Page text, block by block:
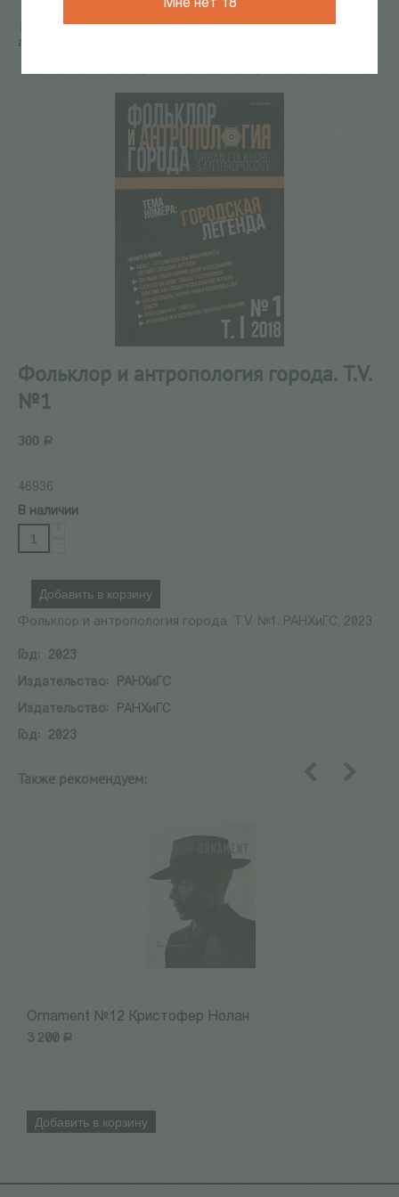
Мне нет 18
антропология города. Т.V. №1
Фольклор и антропология города. Т.V.
№1
300 Р
46936
В наличии
Добавить в корзину
Фольклор и антропология города. Т.V. №1. РАНХиГС, 2023
Год:
2023
Издательство:
РАНХиГС
Издательство:
РАНХиГС
Год:
2023
Также рекомендуем:
Ornament №12 Кристофер Нолан
3 200 Р
Добавить в корзину